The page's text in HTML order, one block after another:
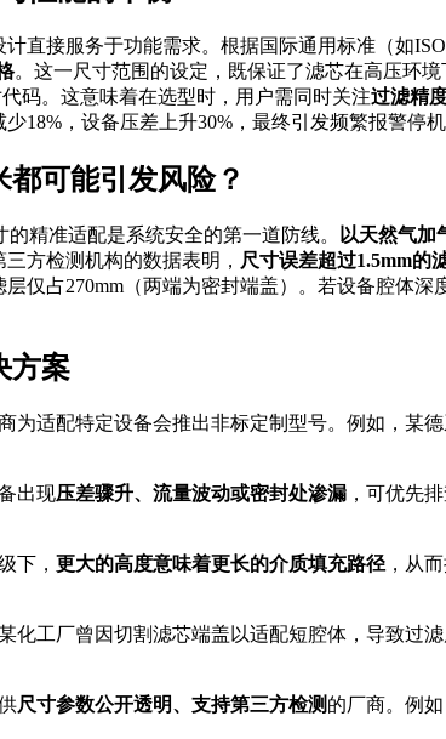
直接服务于功能需求。根据国际通用标准（如
。这一尺寸范围的设定，既保证了滤芯在高压环
代码。这意味着在选型时，用户需同时关注过滤精
18%，设备压差上升30%，最终引发频繁报警停机
可能引发风险？
精准适配是系统安全的第一道防线。 以天然气加
方检测机构的数据表明， 尺寸误差超过1.5mm的
仅占270mm（两端为密封端盖）。若设备腔体深
方案
为适配特定设备会推出非标定制型号。例如，某
出现压差骤升、流量波动或密封处渗漏 ，可优先
下， 更大的高度意味着更长的介质填充路径 ，从
化工厂曾因切割滤芯端盖以适配短腔体，导致过
尺寸参数公开透明、支持第三方检测 的厂商。例